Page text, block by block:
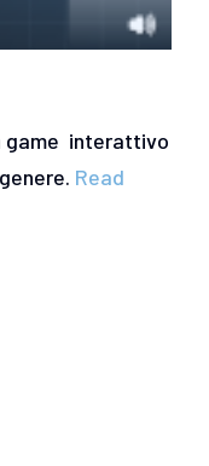
game interattivo
Read